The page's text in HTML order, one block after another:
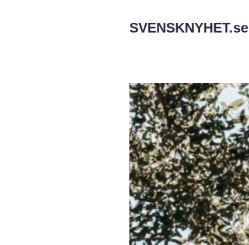
SVENSKNYHET.se